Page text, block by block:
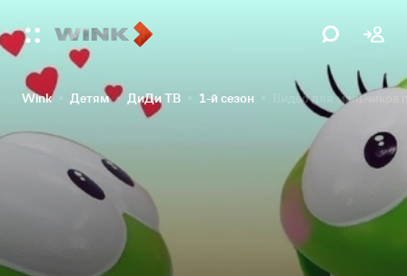
Wink Детям ДиДи ТВ 1-й сезон Видео для